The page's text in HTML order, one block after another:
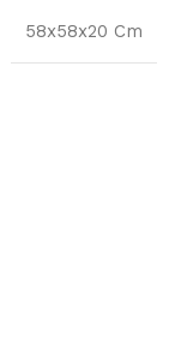
58x58x20 Cm